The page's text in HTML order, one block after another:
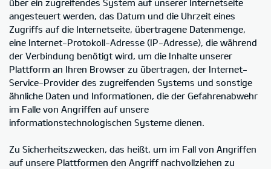
über ein zugreifendes System auf unserer Internetseite
angesteuert werden, das Datum und die Uhrzeit eines
Zugriffs auf die Internetseite, übertragene Datenmenge,
eine Internet-Protokoll-Adresse (IP-Adresse), die während
der Verbindung benötigt wird, um die Inhalte unserer
Plattform an Ihren Browser zu übertragen, der Internet-
Service-Provider des zugreifenden Systems und sonstige
ähnliche Daten und Informationen, die der Gefahrenabwehr
im Falle von Angriffen auf unsere
informationstechnologischen Systeme dienen.
Zu Sicherheitszwecken, das heißt, um im Fall von Angriffen
auf unsere Plattformen den Angriff nachvollziehen zu